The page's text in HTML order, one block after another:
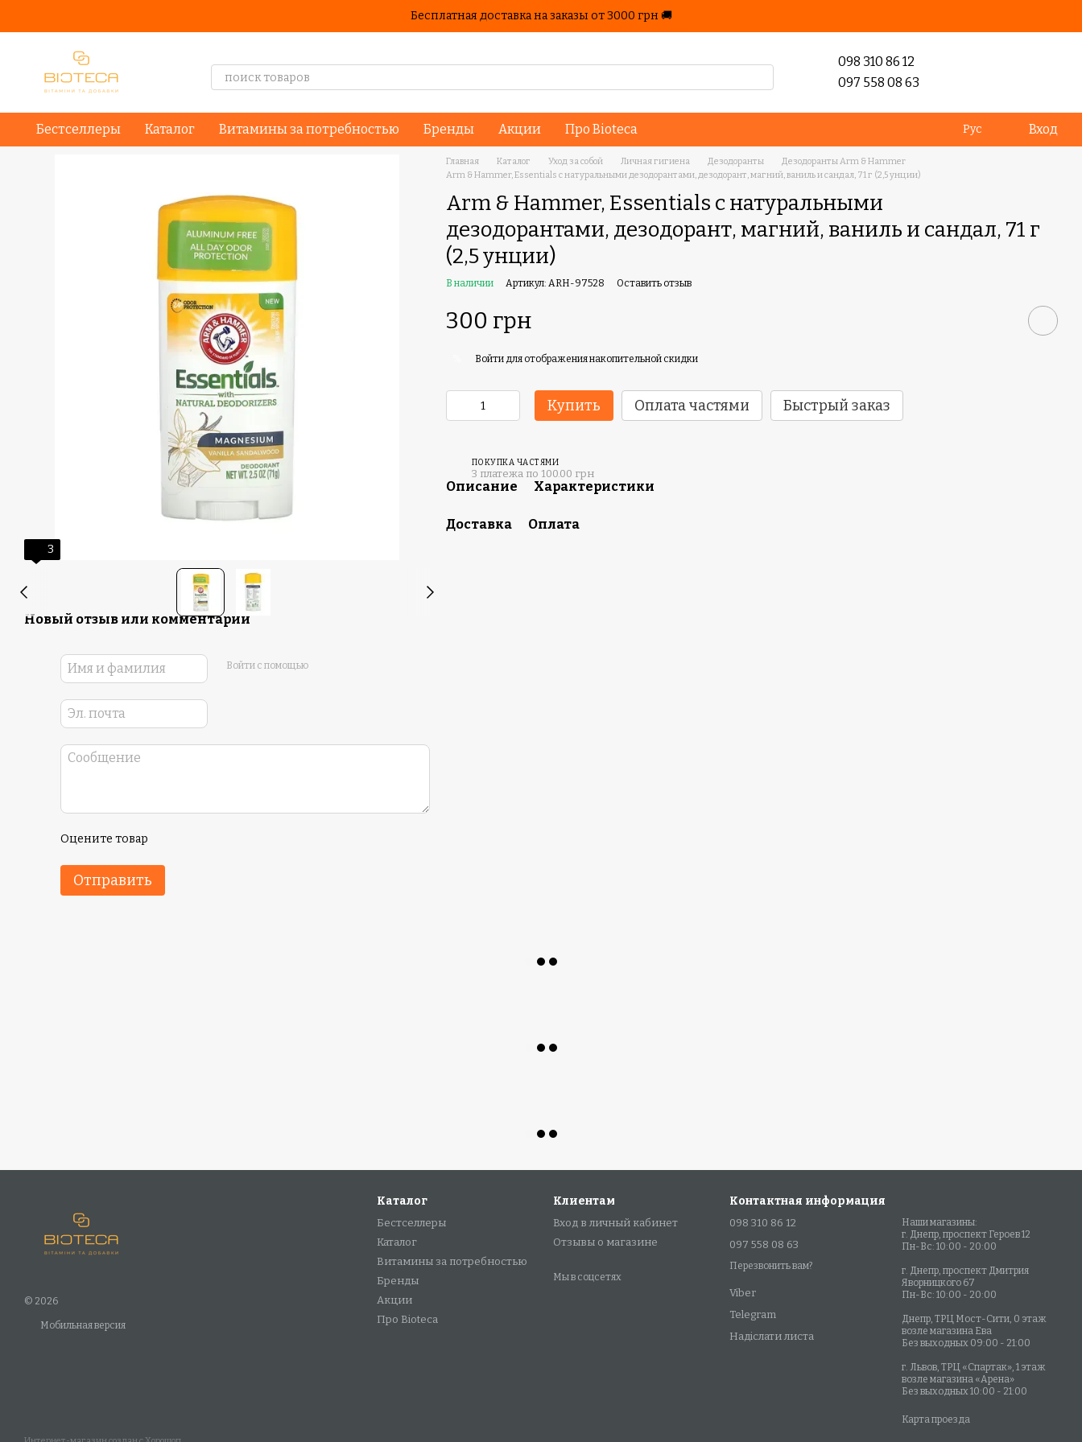
Бесплатная доставка на заказы от 3000 грн 🚚
098 310 86 12
097 558 08 63
Бестселлеры Каталог Витамины за потребностью Бренды Акции Про Bioteca Рус Вход
3
Новый отзыв или комментарий
Войти с помощью
Оцените товар
Отправить
Главная Каталог Уход за собой Личная гигиена Дезодоранты
Дезодоранты Arm & Hammer
Arm & Hammer, Essentials с натуральными дезодорантами, дезодорант, магний, ваниль и сандал, 71 г (2,5 унции)
Arm & Hammer, Essentials с натуральными
дезодорантами, дезодорант, магний, ваниль и сандал, 71 г
(2,5 унции)
В наличии Артикул: ARH-97528 Оставить отзыв
300 грн
Войтидля отображения накопительной скидки
Купить Оплата частями Быстрый заказ
ПОКУПКА ЧАСТЯМИ
3 платежа по 100.00 грн
Описание Характеристики
Доставка Оплата
© 2026
Мобильная версия
Каталог
Бестселлеры
Каталог
Витамины за потребностью
Бренды
Акции
Про Bioteca
Клиентам
Вход в личный кабинет
Отзывы о магазине
Мы в соцсетях
Контактная информация
098 310 86 12
097 558 08 63
Перезвонить вам?
Viber
Telegram
Надіслати листа
Наши магазины:
г. Днепр, проспект Героев 12
Пн-Вс: 10:00 - 20:00
г. Днепр, проспект Дмитрия
Яворницкого 67
Пн-Вс: 10:00 - 20:00
Днепр, ТРЦ Мост-Сити, 0 этаж
возле магазина Ева
Без выходных 09:00 - 21:00
г. Львов, ТРЦ «Спартак», 1 этаж
возле магазина «Арена»
Без выходных 10:00 - 21:00
Карта проезда